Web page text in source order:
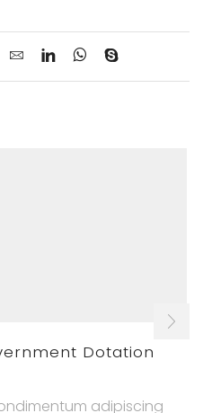
Dotation
adipiscing